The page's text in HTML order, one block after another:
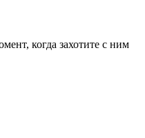
когда захотите с ним